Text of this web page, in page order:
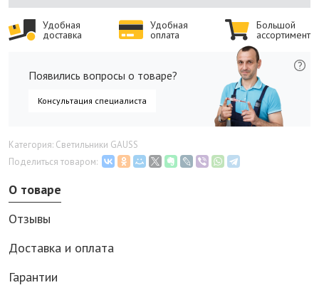
Удобная
доставка
Удобная
оплата
Большой
ассортимент
Появились вопросы о товаре?
Консультация специалиста
Категория: Светильники GAUSS
Поделиться товаром:
О товаре
Отзывы
Доставка и оплата
Гарантии